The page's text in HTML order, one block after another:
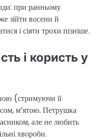
при ранньому
зійти восени й
і сіяти трохи пізніше.
і користь у
(стримуючи її
м’ятою. Петрушка
але не любить
хвороби.